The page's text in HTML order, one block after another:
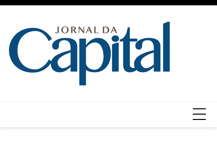
Ir
conteúdo